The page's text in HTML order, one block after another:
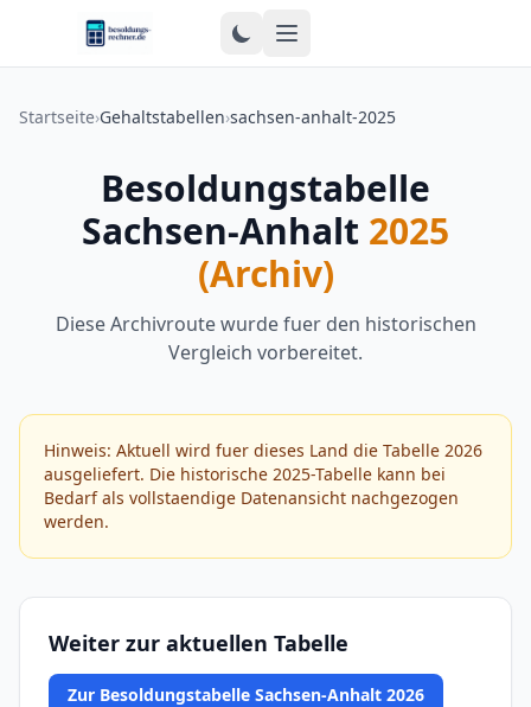
Zum Inhalt springen
Startseite›Gehaltstabellen›sachsen-anhalt-2025
Besoldungstabelle
Sachsen-Anhalt 2025
(Archiv)
Diese Archivroute wurde fuer den historischen
Vergleich vorbereitet.
Hinweis: Aktuell wird fuer dieses Land die Tabelle 2026
ausgeliefert. Die historische 2025-Tabelle kann bei
Bedarf als vollstaendige Datenansicht nachgezogen
werden.
Weiter zur aktuellen Tabelle
Zur Besoldungstabelle Sachsen-Anhalt 2026